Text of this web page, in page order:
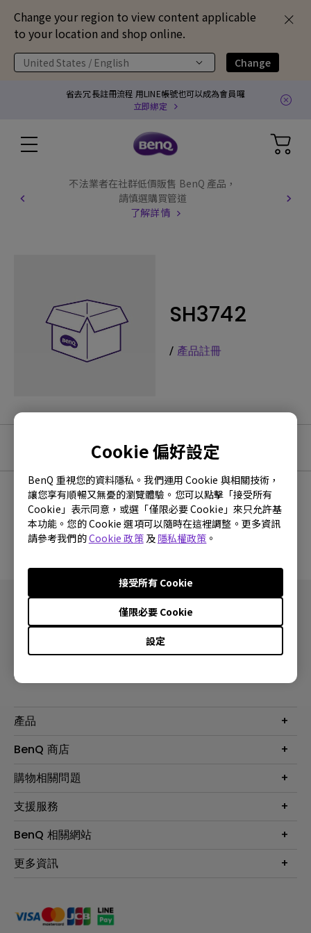
Change your region to view content applicable
to your location and shop online.
United States / English Change
Cookie 偏好設定
BenQ 重視您的資料隱私。我們運用 Cookie 與相關技術，
讓您享有順暢又無憂的瀏覽體驗。您可以點擊「接受所有
Cookie」表示同意，或選「僅限必要 Cookie」來只允許基
本功能。您的 Cookie 選項可以隨時在這裡調整。更多資訊
請參考我們的Cookie 政策及 隱私權政策 。
設定
僅限必要 Cookie
接受所有 Cookie
省去冗長註冊流程 用LINE帳號也可以成為會員囉
立即綁定
不法業者在社群低價販售 BenQ 產品，
請慎選購買管道
了解詳情
SH3742
/ 產品註冊
沒有韌體與驅動程式
產品
大型液晶
投影機
智慧照明
專業拍物視訊鏡頭
BenQ 商店
最新產品與活動
尋找銷售據點
會員綁定LINE教學
購物相關問題
第一次購物就上手
延長保固購買
贈品兌換網站首頁
支援服務
服務公告
保固條例
手冊與軟體下載
產品常見問題
BenQ 相關網站
專業商用解決方案
BenQ 大娛樂家
更多資訊
永續發展
產品碳足跡報告